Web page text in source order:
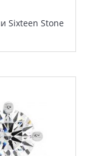
Sixteen Stone